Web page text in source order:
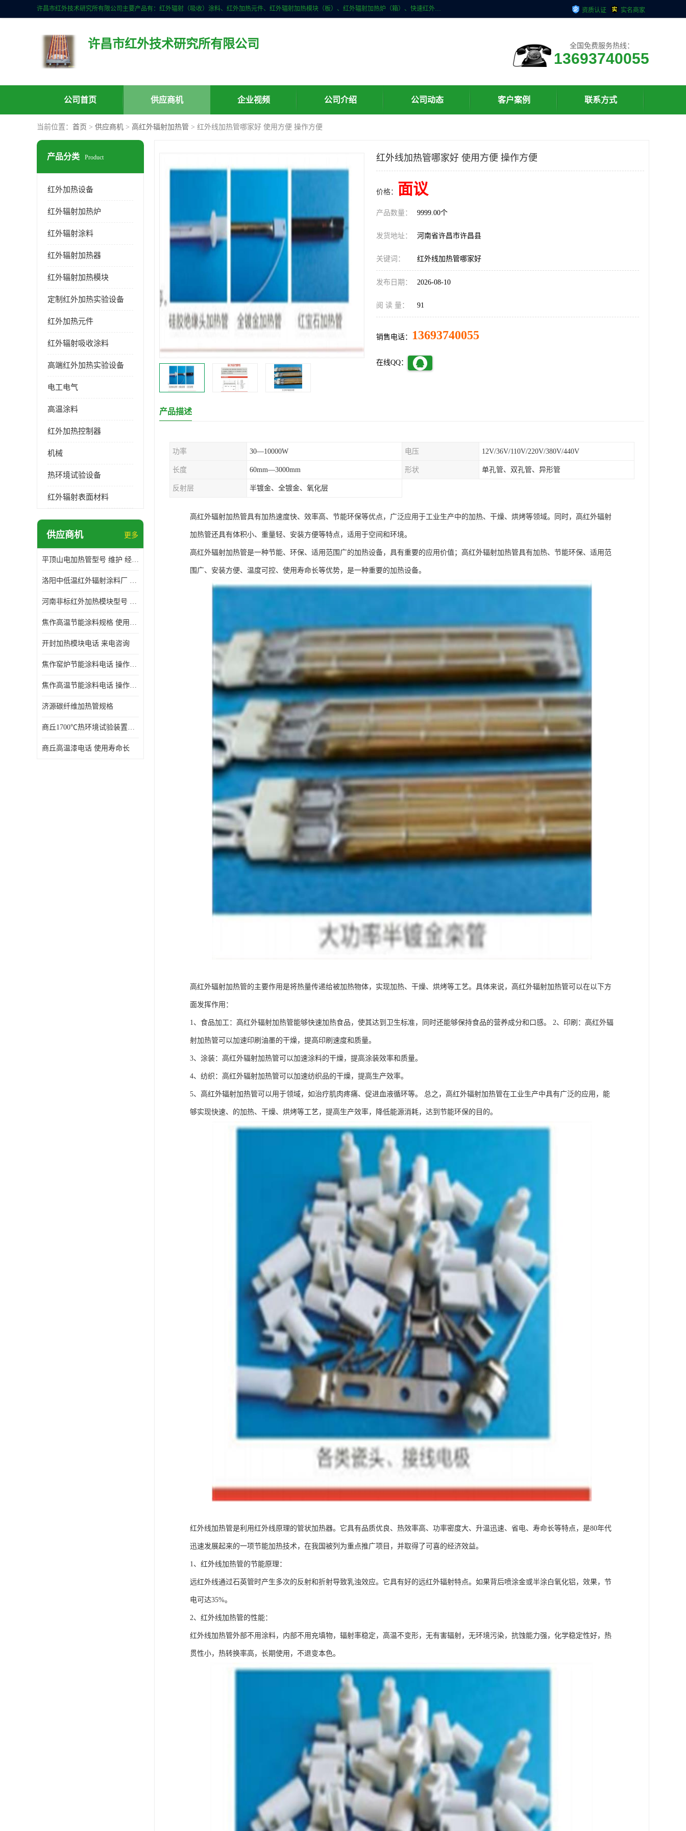
许昌市红外技术研究所有限公司主要产品有：红外辐射（吸收）涂料、红外加热元件、红外辐射加热模块（板）、红外辐射加热炉（箱）、快速红外辐射加热器、系列高端红外加热实验设备、系列红外加热控制器等。 资质认证 实名商家
许昌市红外技术研究所有限公司 全国免费服务热线：
13693740055
公司首页 供应商机 企业视频 公司介绍 公司动态 客户案例 联系方式
当前位置： 首页 > 供应商机 > 高红外辐射加热管 > 红外线加热管哪家好 使用方便 操作方便
产品分类 Product
红外加热设备
红外辐射加热炉
红外辐射涂料
红外辐射加热器
红外辐射加热模块
定制红外加热实验设备
红外加热元件
红外辐射吸收涂料
高端红外加热实验设备
电工电气
高温涂料
红外加热控制器
机械
热环境试验设备
红外辐射表面材料
供应商机 更多
平顶山电加热管型号 维护 经验丰富
洛阳中低温红外辐射涂料厂 使用便利
河南非标红外加热模块型号 操作方便
焦作高温节能涂料规格 使用寿命长 标志明显
开封加热模块电话 来电咨询
焦作窑炉节能涂料电话 操作方便
焦作高温节能涂料电话 操作方便
济源碳纤维加热管规格
商丘1700℃热环境试验装置厂家 技术成熟
商丘高温漆电话 使用寿命长
红外线加热管哪家好 使用方便 操作方便
价格： 面议
产品数量： 9999.00个
发货地址： 河南省许昌市许昌县
关键词： 红外线加热管哪家好
发布日期： 2026-08-10
阅 读 量： 91
销售电话： 13693740055
在线QQ：
产品描述
功率 30—10000W 电压 12V/36V/110V/220V/380V/440V
长度 60mm—3000mm 形状 单孔管、双孔管、异形管
反射层 半镀金、全镀金、氧化层
高红外辐射加热管具有加热速度快、效率高、节能环保等优点，广泛应用于工业生产中的加热、干燥、烘烤等领域。同时，高红外辐射
加热管还具有体积小、重量轻、安装方便等特点，适用于空间和环境。
高红外辐射加热管是一种节能、环保、适用范围广的加热设备，具有重要的应用价值；高红外辐射加热管具有加热、节能环保、适用范
围广、安装方便、温度可控、使用寿命长等优势，是一种重要的加热设备。
高红外辐射加热管的主要作用是将热量传递给被加热物体，实现加热、干燥、烘烤等工艺。具体来说，高红外辐射加热管可以在以下方
面发挥作用：
1、食品加工：高红外辐射加热管能够快速加热食品，使其达到卫生标准，同时还能够保持食品的营养成分和口感。 2、印刷：高红外辐
射加热管可以加速印刷油墨的干燥，提高印刷速度和质量。
3、涂装：高红外辐射加热管可以加速涂料的干燥，提高涂装效率和质量。
4、纺织：高红外辐射加热管可以加速纺织品的干燥，提高生产效率。
5、高红外辐射加热管可以用于领域，如治疗肌肉疼痛、促进血液循环等。 总之，高红外辐射加热管在工业生产中具有广泛的应用，能
够实现快速、的加热、干燥、烘烤等工艺，提高生产效率，降低能源消耗，达到节能环保的目的。
红外线加热管是利用红外线原理的管状加热器。它具有品质优良、热效率高、功率密度大、升温迅速、省电、寿命长等特点，是80年代
迅速发展起来的一项节能加热技术，在我国被列为重点推广项目，并取得了可喜的经济效益。
1、红外线加热管的节能原理：
远红外线通过石英管时产生多次的反射和折射导致乳浊效应。它具有好的远红外辐射特点。如果背后喷涂金或半涂白氧化铝，效果，节
电可达35%。
2、红外线加热管的性能：
红外线加热管外部不用涂料，内部不用充填物，辐射率稳定，高温不变形，无有害辐射，无环境污染，抗蚀能力强，化学稳定性好，热
贯性小，热转换率高，长期使用，不退变本色。